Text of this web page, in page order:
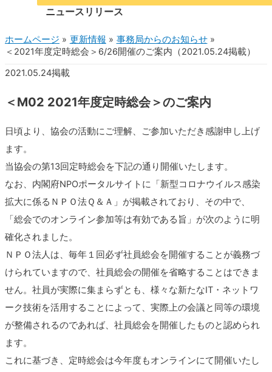
ニュースリリース
ホームページ 更新情報
事務局からのお知らせ
＜2021年度定時総会＞6/26開催のご案内（2021.05.24掲載）
2021.05.24掲載
＜M02 2021年度定時総会＞のご案内
日頃より、協会の活動にご理解、ご参加いただき感謝申し上げ
ます。
当協会の第13回定時総会を下記の通り開催いたします。
なお、内閣府NPOポータルサイトに「新型コロナウイルス感染
拡大に係るＮＰＯ法Ｑ＆Ａ」が掲載されており、その中で、
「総会でのオンライン参加等は有効である旨」が次のように明
確化されました。
ＮＰＯ法人は、毎年１回必ず社員総会を開催することが義務づ
けられていますので、社員総会の開催を省略することはできま
せん。社員が実際に集まらずとも、様々な新たなIT・ネットワ
ーク技術を活用することによって、実際上の会議と同等の環境
が整備されるのであれば、社員総会を開催したものと認められ
ます。
これに基づき、定時総会は今年度もオンラインにて開催いたし